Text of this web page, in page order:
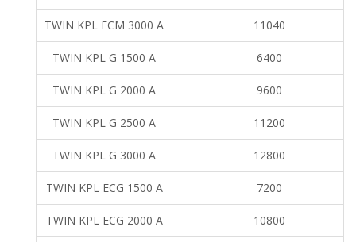
TWIN KPL ECM 3000 A 11040
TWIN KPL G 1500 A 6400
TWIN KPL G 2000 A 9600
TWIN KPL G 2500 A 11200
TWIN KPL G 3000 A 12800
TWIN KPL ECG 1500 A 7200
TWIN KPL ECG 2000 A 10800